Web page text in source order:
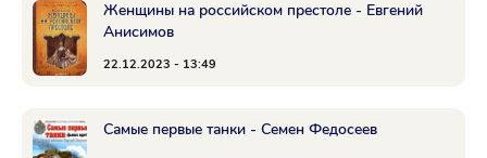
Женщины на российском престоле - Евгений
Анисимов
22.12.2023 - 13:49
Самые первые танки - Семен Федосеев